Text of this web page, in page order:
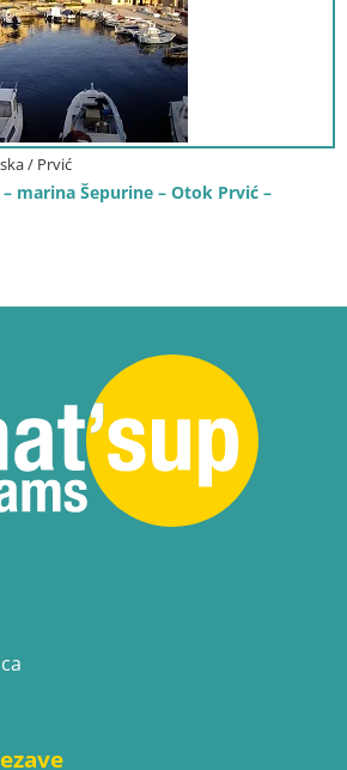
/ Prvić
marina Šepurine – Otok Prvić –